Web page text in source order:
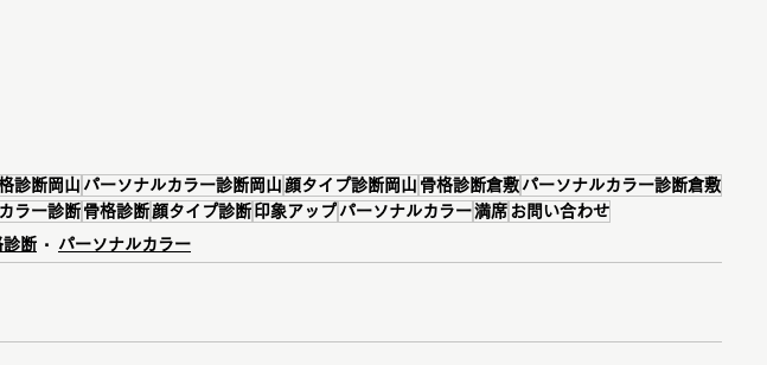
診断岡山 パーソナルカラー診断岡山 顔タイプ診断岡山 骨格診断倉敷 パーソナルカラー診断倉敷
ラー診断 骨格診断 顔タイプ診断 印象アップ パーソナルカラー満席 お問い合わせ
診断 パーソナルカラー